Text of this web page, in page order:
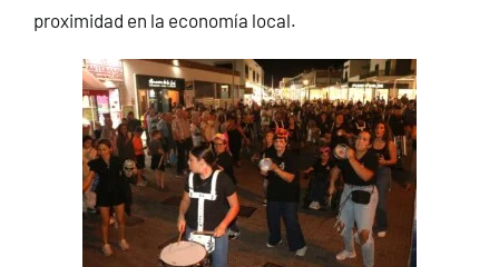
proximidad en la economía local.